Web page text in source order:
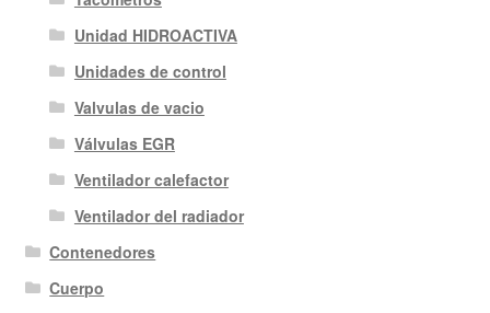
Unidad HIDROACTIVA
Unidades de control
Valvulas de vacio
Válvulas EGR
Ventilador calefactor
Ventilador del radiador
Contenedores
Cuerpo